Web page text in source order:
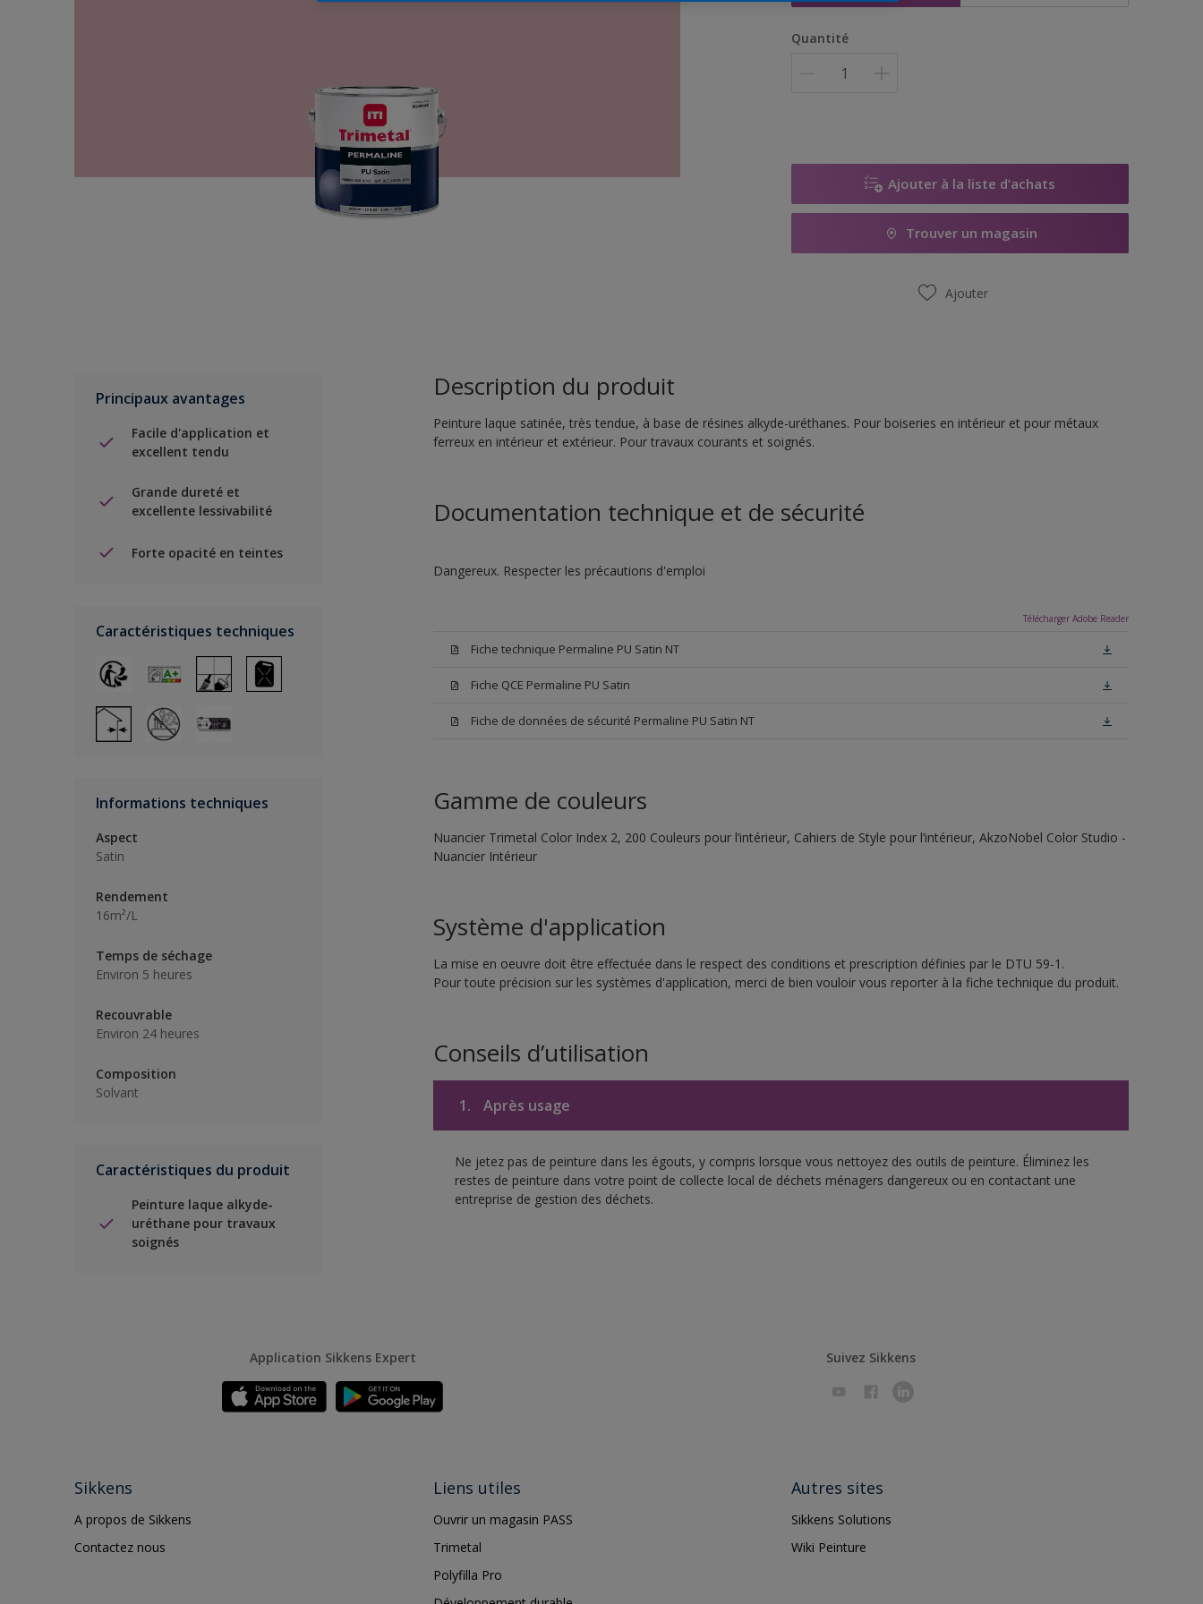
Quantité
Ajouter à la liste d’achats
Trouver un magasin
Ajouter
Principaux avantages
Facile d'application et
excellent tendu
Grande dureté et
excellente lessivabilité
Forte opacité en teintes
Caractéristiques techniques
Informations techniques
Aspect
Satin
Rendement
16m²/L
Temps de séchage
Environ 5 heures
Recouvrable
Environ 24 heures
Composition
Solvant
Caractéristiques du produit
Peinture laque alkyde-
uréthane pour travaux
soignés
Description du produit
Peinture laque satinée, très tendue, à base de résines alkyde-uréthanes. Pour boiseries en intérieur et pour métaux
ferreux en intérieur et extérieur. Pour travaux courants et soignés.
Documentation technique et de sécurité
Dangereux. Respecter les précautions d'emploi
Télécharger Adobe Reader
Fiche technique Permaline PU Satin NT
Fiche QCE Permaline PU Satin
Fiche de données de sécurité Permaline PU Satin NT
Gamme de couleurs
Nuancier Trimetal Color Index 2, 200 Couleurs pour l’intérieur, Cahiers de Style pour l’intérieur, AkzoNobel Color Studio -
Nuancier Intérieur
Système d'application
La mise en oeuvre doit être effectuée dans le respect des conditions et prescription définies par le DTU 59-1.
Pour toute précision sur les systèmes d'application, merci de bien vouloir vous reporter à la fiche technique du produit.
Conseils d’utilisation
1. Après usage
Ne jetez pas de peinture dans les égouts, y compris lorsque vous nettoyez des outils de peinture. Éliminez les
restes de peinture dans votre point de collecte local de déchets ménagers dangereux ou en contactant une
entreprise de gestion des déchets.
Application Sikkens Expert Suivez Sikkens
Sikkens
A propos de Sikkens
Contactez nous
Liens utiles
Ouvrir un magasin PASS
Trimetal
Polyfilla Pro
Autres sites
Sikkens Solutions
Wiki Peinture